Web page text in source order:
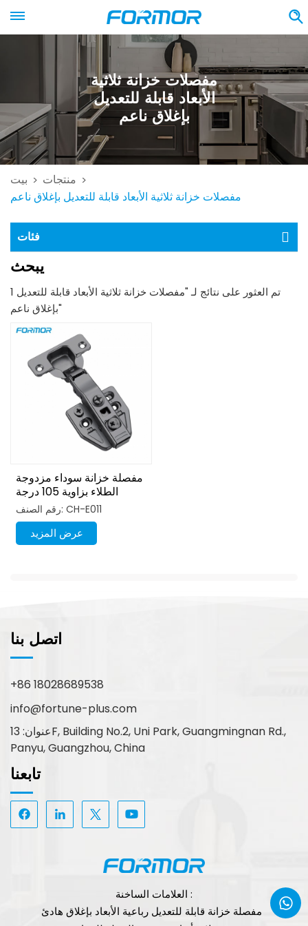
مفصلات خزانة ثلاثية
الأبعاد قابلة للتعديل
بإغلاق ناعم
بيت > منتجات >
مفصلات خزانة ثلاثية الأبعاد قابلة للتعديل بإغلاق ناعم
فئات
يبحث
1 تم العثور على نتائج لـ "مفصلات خزانة ثلاثية الأبعاد قابلة للتعديل
بإغلاق ناعم"
مفصلة خزانة سوداء مزدوجة
الطلاء بزاوية 105 درجة
رقم الصنف: CH-E011
عرض المزيد
اتصل بنا
+86 18028689538
info@fortune-plus.com
عنوان: 13F, Building No.2, Uni Park, Guangmingnan Rd.,
Panyu, Guangzhou, China
تابعنا
العلامات الساخنة :
مفصلة خزانة قابلة للتعديل رباعية الأبعاد بإغلاق هادئ